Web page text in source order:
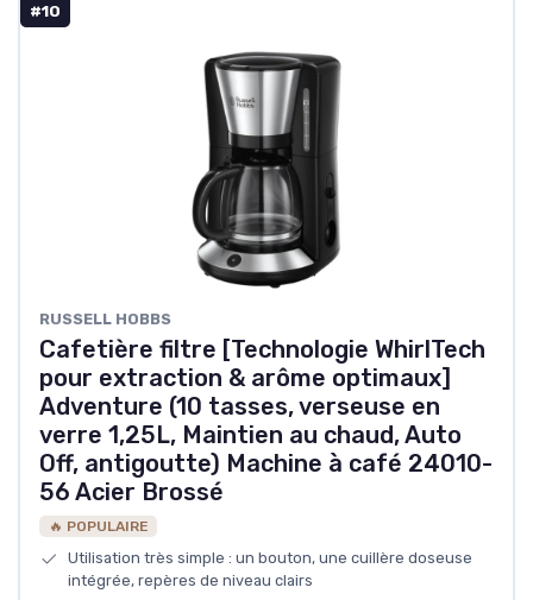
#10
‎RUSSELL HOBBS
Cafetière filtre [Technologie WhirlTech
pour extraction & arôme optimaux]
Adventure (10 tasses, verseuse en
verre 1,25L, Maintien au chaud, Auto
Off, antigoutte) Machine à café 24010-
56 Acier Brossé
🔥 POPULAIRE
Utilisation très simple : un bouton, une cuillère doseuse
intégrée, repères de niveau clairs